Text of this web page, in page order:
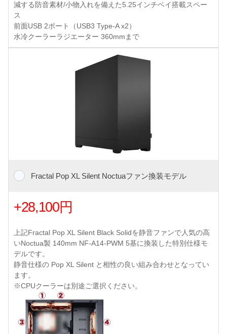
減する防音素材/小物入れを備えた5.25インチベイ搭載スペー
ス
前面USB 2ポート（USB3 Type-A x2）
水冷クーラーラジエーター 360mmまで
Fractal Pop XL Silent Noctuaファン換装モデル
+28,100円
上記Fractal Pop XL Silent Black Solidを静音ファンで人気の高
いNoctua製 140mm NF-A14-PWM 5基に換装した特別仕様モ
デルです。
静音仕様の Pop XL Silent と相性の良い組み合わせとなってい
ます。
※CPUクーラーは別途ご選択ください。